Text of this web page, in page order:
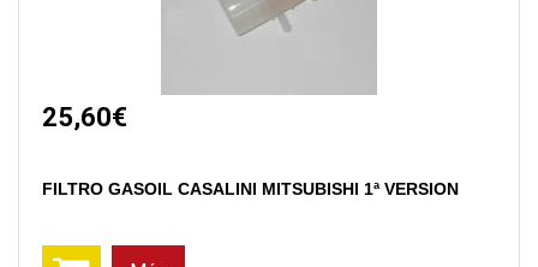
25,60€
FILTRO GASOIL CASALINI MITSUBISHI 1ª VERSION